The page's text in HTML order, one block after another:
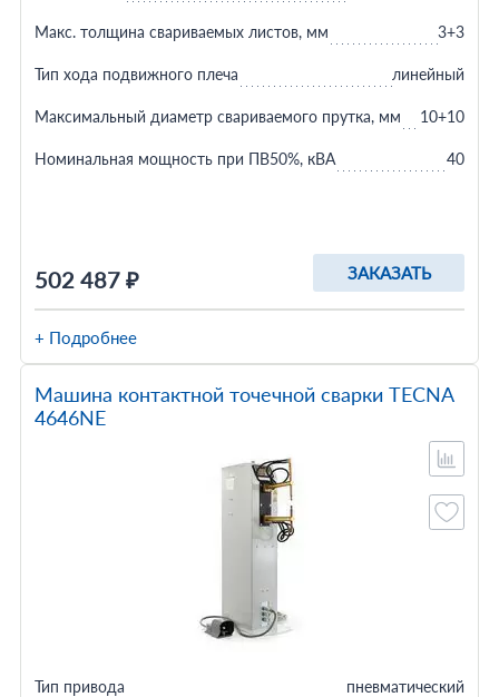
502 487 ₽ ЗАКАЗАТЬ
Макс. толщина свариваемых листов, мм 3+3
Тип хода подвижного плеча линейный
Максимальный диаметр свариваемого прутка, мм 10+10
Номинальная мощность при ПВ50%, кВА 40
+ Подробнее
Машина контактной точечной сварки TECNA
4646NE
Тип привода пневматический